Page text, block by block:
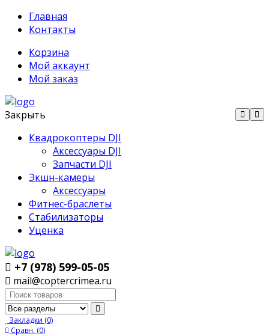
Главная
Контакты
Корзина
Мой аккаунт
Мой заказ
Закрыть
Квадрокоптеры DJI
Аксессуары DJI
Запчасти DJI
Экшн-камеры
Аксессуары
Фитнес-браслеты
Стабилизаторы
Уценка
+7 (978) 599-05-05
mail@coptercrimea.ru
Поиск:
Закладки (0)
Сравн. (0)